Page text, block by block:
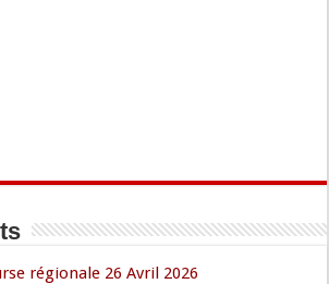
régionale 26 Avril 2026